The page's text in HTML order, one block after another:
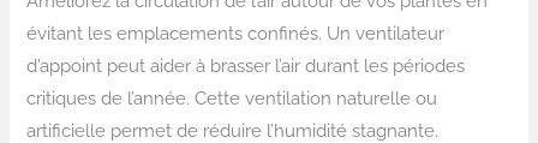
évitant les emplacements confinés. Un ventilateur
d’appoint peut aider à brasser l’air durant les périodes
critiques de l’année. Cette ventilation naturelle ou
artificielle permet de réduire l’humidité stagnante.